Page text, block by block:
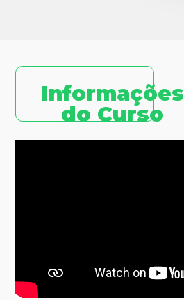
Informações
do Curso